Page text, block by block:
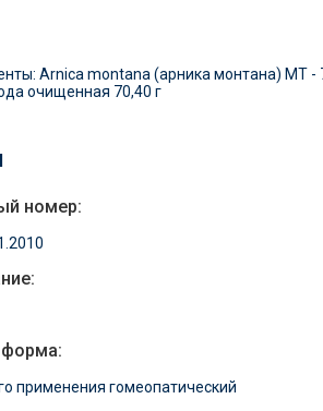
Arnica montana (арника монтана) МТ -
очищенная 70,40 г
номер:
форма:
применения гомеопатический